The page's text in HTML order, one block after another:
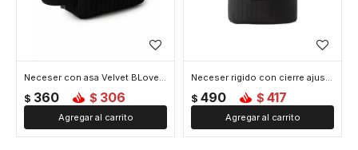
Neceser con asa Velvet BLove - Negro
$ 360 $ 306
Neceser rigido con cierre ajustable Velvet BLove - Negro
$ 490 $ 417